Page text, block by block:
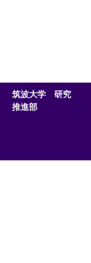
筑波大学 研究
推進部